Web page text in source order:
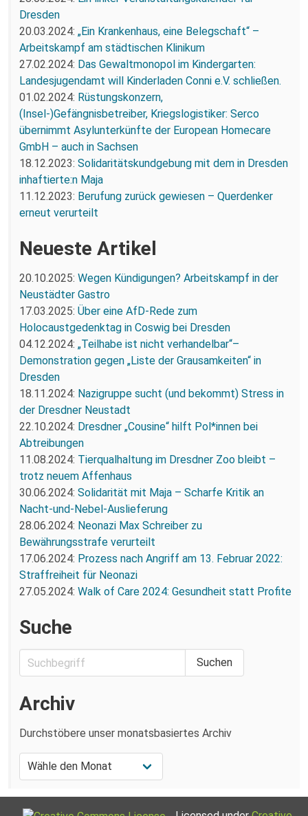
Dresden
20.03.2024: „Ein Krankenhaus, eine Belegschaft“ –
Arbeitskampf am städtischen Klinikum
27.02.2024: Das Gewaltmonopol im Kindergarten:
Landesjugendamt will Kinderladen Conni e.V. schließen.
01.02.2024: Rüstungskonzern,
(Insel-)Gefängnisbetreiber, Kriegslogistiker: Serco
übernimmt Asylunterkünfte der European Homecare
GmbH – auch in Sachsen
18.12.2023: Solidaritätskundgebung mit dem in Dresden
inhaftierte:n Maja
11.12.2023: Berufung zurück gewiesen – Querdenker
erneut verurteilt
Neueste Artikel
20.10.2025: Wegen Kündigungen? Arbeitskampf in der
Neustädter Gastro
17.03.2025: Über eine AfD-Rede zum
Holocaustgedenktag in Coswig bei Dresden
04.12.2024: „Teilhabe ist nicht verhandelbar“–
Demonstration gegen „Liste der Grausamkeiten“ in
Dresden
18.11.2024: Nazigruppe sucht (und bekommt) Stress in
der Dresdner Neustadt
22.10.2024: Dresdner „Cousine“ hilft Pol*innen bei
Abtreibungen
11.08.2024: Tierqualhaltung im Dresdner Zoo bleibt –
trotz neuem Affenhaus
30.06.2024: Solidarität mit Maja – Scharfe Kritik an
Nacht-und-Nebel-Auslieferung
28.06.2024: Neonazi Max Schreiber zu
Bewährungsstrafe verurteilt
17.06.2024: Prozess nach Angriff am 13. Februar 2022:
Straffreiheit für Neonazi
27.05.2024: Walk of Care 2024: Gesundheit statt Profite
Suche
Archiv
Durchstöbere unser monatsbasiertes Archiv